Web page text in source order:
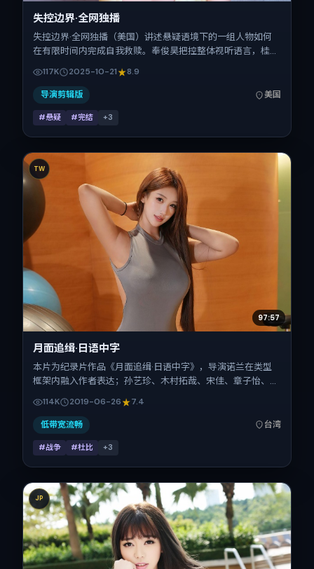
失控边界·全网独播
失控边界·全网独播（美国）讲述悬疑语境下的一组人物如何
在有限时间内完成自我救赎。奉俊昊把控整体视听语言，桂纶
10-21 起陆续登陆院线与网络平台，国庆档前后公映，片长94
分钟。
117K 2025-10-21 8.9
导演剪辑版 美国
#悬疑 #完结 +3
TW
97:57
月面追缉·日语中字
本片为纪录片作品《月面追缉·日语中字》，导演诺兰在类型
框架内融入作者表达；孙艺珍、木村拓哉、宋佳、章子怡、杨
背景为中国台湾。上映时间 2019年6月26日（公映登记日
2019-06-26），全片97分钟，节奏张弛有度。
114K 2019-06-26 7.4
低带宽流畅 台湾
#战争 #杜比 +3
JP